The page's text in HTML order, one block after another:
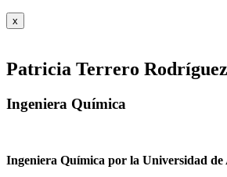
x
Patricia Terrero Rodríguez
Ingeniera Química
Ingeniera Química por la Universidad de